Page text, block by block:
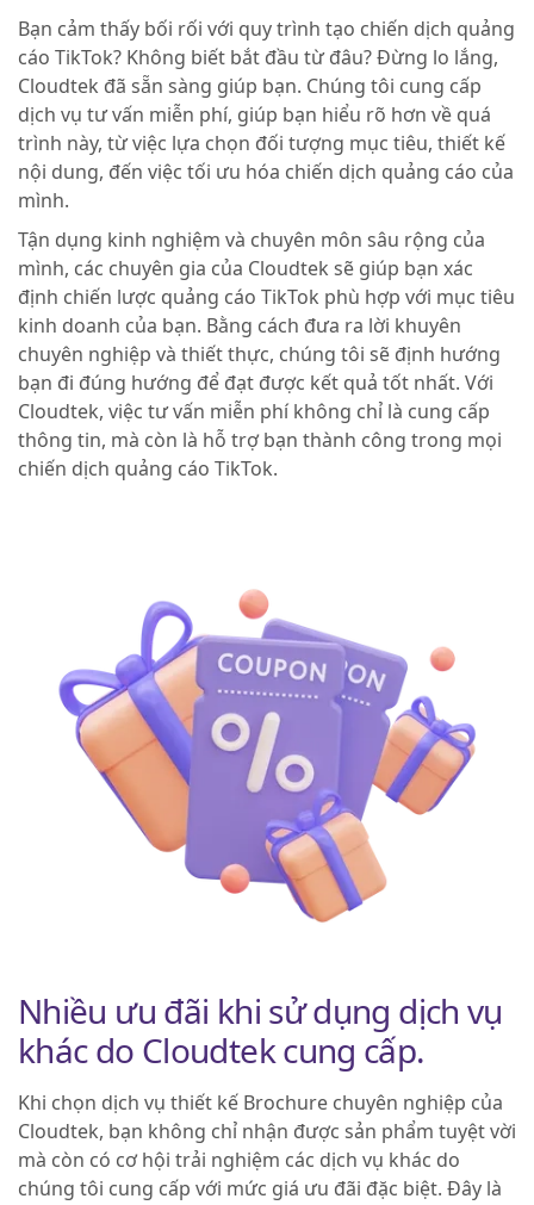
Bạn cảm thấy bối rối với quy trình tạo chiến dịch quảng
cáo TikTok? Không biết bắt đầu từ đâu? Đừng lo lắng,
Cloudtek đã sẵn sàng giúp bạn. Chúng tôi cung cấp
dịch vụ tư vấn miễn phí, giúp bạn hiểu rõ hơn về quá
trình này, từ việc lựa chọn đối tượng mục tiêu, thiết kế
nội dung, đến việc tối ưu hóa chiến dịch quảng cáo của
mình.
Tận dụng kinh nghiệm và chuyên môn sâu rộng của
mình, các chuyên gia của Cloudtek sẽ giúp bạn xác
định chiến lược quảng cáo TikTok phù hợp với mục tiêu
kinh doanh của bạn. Bằng cách đưa ra lời khuyên
chuyên nghiệp và thiết thực, chúng tôi sẽ định hướng
bạn đi đúng hướng để đạt được kết quả tốt nhất. Với
Cloudtek, việc tư vấn miễn phí không chỉ là cung cấp
thông tin, mà còn là hỗ trợ bạn thành công trong mọi
chiến dịch quảng cáo TikTok.
Nhiều ưu đãi khi sử dụng dịch vụ
khác do Cloudtek cung cấp.
Khi chọn dịch vụ thiết kế Brochure chuyên nghiệp của
Cloudtek, bạn không chỉ nhận được sản phẩm tuyệt vời
mà còn có cơ hội trải nghiệm các dịch vụ khác do
chúng tôi cung cấp với mức giá ưu đãi đặc biệt. Đây là